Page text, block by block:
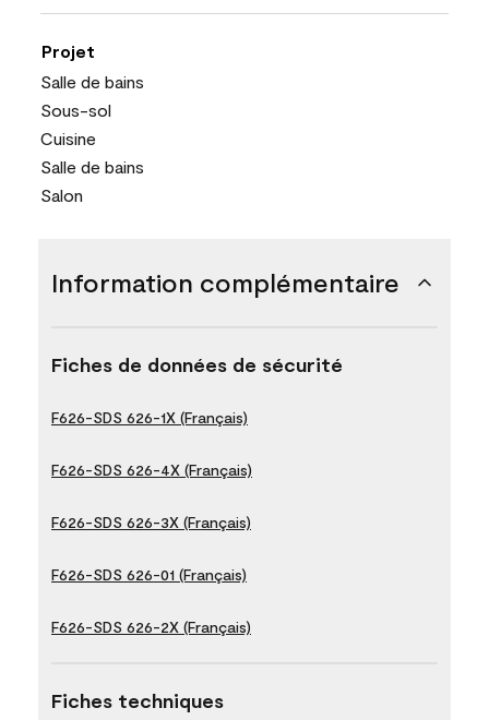
Projet
Salle de bains
Sous-sol
Cuisine
Salle de bains
Salon
Information complémentaire
Fiches de données de sécurité
F626-SDS 626-1X (Français)
F626-SDS 626-4X (Français)
F626-SDS 626-3X (Français)
F626-SDS 626-01 (Français)
F626-SDS 626-2X (Français)
Fiches techniques